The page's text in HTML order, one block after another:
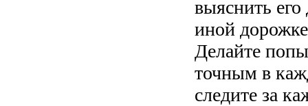
выяснить
иной
Делайте
точным в
следите за